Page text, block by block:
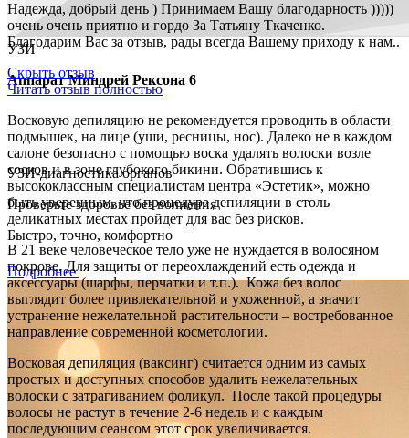
УЗИ
Аппарат Миндрей Рексона 6
УЗИ-диагностика органов
Проверьте здоровье без волнения
Быстро, точно, комфортно
Подробнее
Надежда, добрый день ) Принимаем Вашу благодарность )))))
очень очень приятно и гордо За Татьяну Ткаченко.
Благодарим Вас за отзыв, рады всегда Вашему приходу к нам..
Скрыть отзыв
Читать отзыв полностью
Восковую депиляцию не рекомендуется проводить в области
подмышек, на лице (уши, ресницы, нос). Далеко не в каждом
салоне безопасно с помощью воска удалять волоски возле
сосков и в зоне глубокого бикини. Обратившись к
высококлассным специалистам центра «Эстетик», можно
быть уверенным, что процедура депиляции в столь
деликатных местах пройдет для вас без рисков.
В 21 веке человеческое тело уже не нуждается в волосяном
покрове. Для защиты от переохлаждений есть одежда и
аксессуары (шарфы, перчатки и т.п.). Кожа без волос
выглядит более привлекательной и ухоженной, а значит
устранение нежелательной растительности – востребованное
направление современной косметологии.
Восковая депиляция (ваксинг) считается одним из самых
простых и доступных способов удалить нежелательных
волоски с затрагиванием фоликул. После такой процедуры
волосы не растут в течение 2-6 недель и с каждым
последующим сеансом этот срок увеличивается.